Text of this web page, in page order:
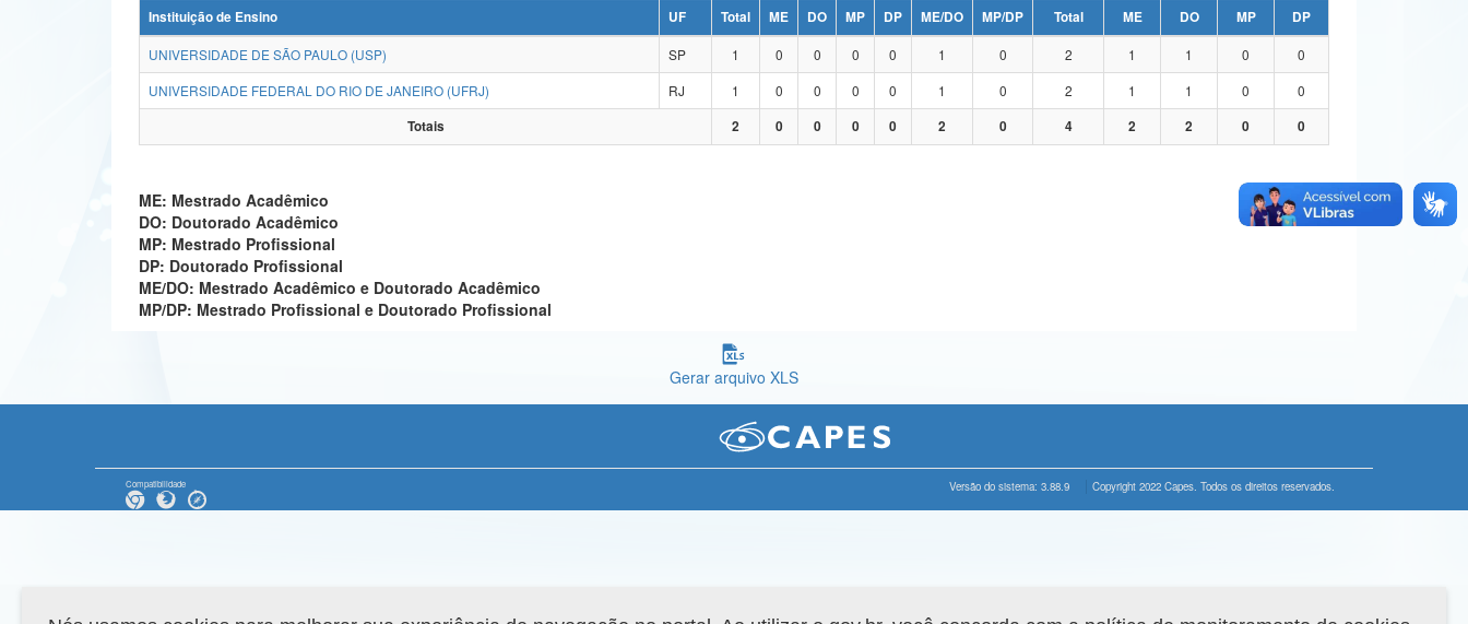
Instituição de Ensino
UF Total ME DO MP DP ME/DO MP/DP Total ME DO MP
DP
UNIVERSIDADE DE SÃO PAULO (USP)
SP 1 0 0 0 0 1 0 2 1 1 0
0
UNIVERSIDADE FEDERAL DO RIO DE JANEIRO (UFRJ)
RJ 1 0 0 0 0 1 0 2 1 1 0
0
Totais
2 0 0 0 0 2 0 4 2 2 0 0
ME: Mestrado Acadêmico
DO: Doutorado Acadêmico
MP: Mestrado Profissional
DP: Doutorado Profissional
ME/DO: Mestrado Acadêmico e Doutorado Acadêmico
MP/DP: Mestrado Profissional e Doutorado Profissional
Gerar arquivo XLS
Compatibilidade Versão do sistema: 3.88.9 Copyright 2022 Capes. Todos os direitos reservados.